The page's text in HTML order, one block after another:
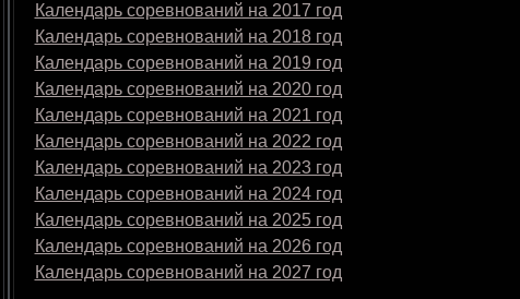
Календарь соревнований на 2017 год
Календарь соревнований на 2018 год
Календарь соревнований на 2019 год
Календарь соревнований на 2020 год
Календарь соревнований на 2021 год
Календарь соревнований на 2022 год
Календарь соревнований на 2023 год
Календарь соревнований на 2024 год
Календарь соревнований на 2025 год
Календарь соревнований на 2026 год
Календарь соревнований на 2027 год